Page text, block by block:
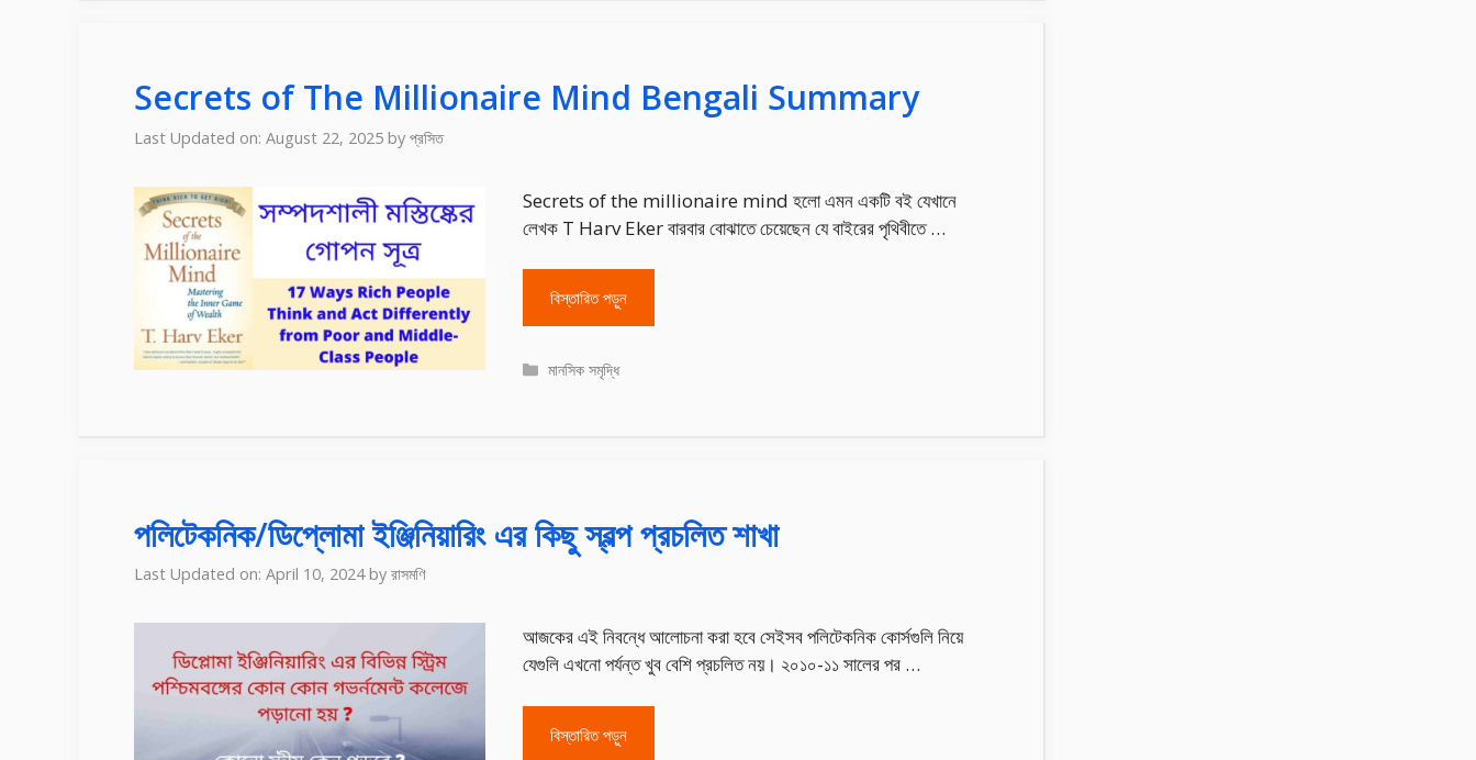
Secrets of The Millionaire Mind Bengali Summary
Last Updated on: August 22, 2025 by প্রসিত
Secrets of the millionaire mind হলো এমন একটি বই যেখানে
লেখক T Harv Eker বারবার বোঝাতে চেয়েছেন যে বাইরের পৃথিবীতে …
বিস্তারিত পড়ুন
Categories
মানসিক সমৃদ্ধি
পলিটেকনিক/ডিপ্লোমা ইঞ্জিনিয়ারিং এর কিছু স্বল্প প্রচলিত শাখা
Last Updated on: April 10, 2024 by রাসমণি
আজকের এই নিবন্ধে আলোচনা করা হবে সেইসব পলিটেকনিক কোর্সগুলি নিয়ে
যেগুলি এখনো পর্যন্ত খুব বেশি প্রচলিত নয়। ২০১০-১১ সালের পর …
বিস্তারিত পড়ুন